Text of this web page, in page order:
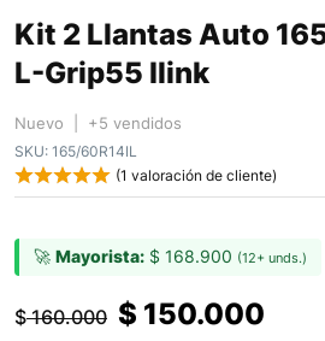
Kit 2 Llantas Auto
L-Grip55 Ilink
Nuevo | +5 vendidos
SKU: 165/60R14IL
(1 valoración de cliente)
🚀 Mayorista: $ 168.900 (12+ unds.)
$160.000 $ 150.000